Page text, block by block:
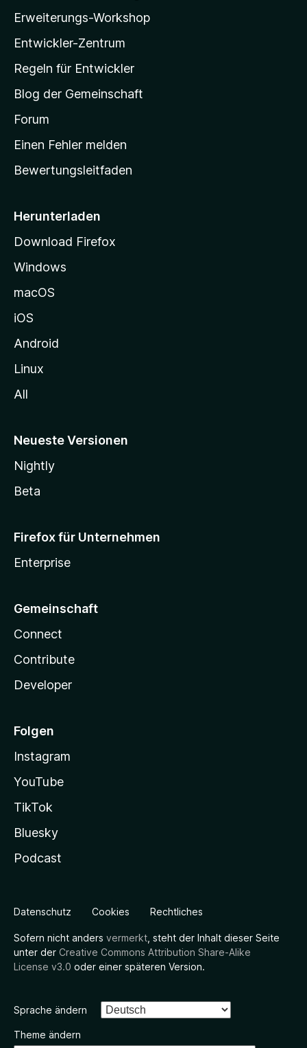
l
a
-
t
a
r
s
i
e
g
e
n
Erweiterungs-Workshop
Entwickler-Zentrum
Regeln für Entwickler
Blog der Gemeinschaft
Forum
Einen Fehler melden
Bewertungsleitfaden
Herunterladen
Download Firefox
Windows
macOS
iOS
Android
Linux
All
Neueste Versionen
Nightly
Beta
Firefox für Unternehmen
Enterprise
Gemeinschaft
Connect
Contribute
Developer
Folgen
Instagram
YouTube
TikTok
Bluesky
Podcast
Datenschutz Cookies Rechtliches
Sofern nicht anders vermerkt , steht der Inhalt dieser Seite
unter der Creative Commons Attribution Share-Alike
License v3.0 oder einer späteren Version.
Sprache ändern
Theme ändern